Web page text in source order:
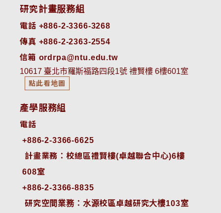
研究計畫服務組
電話 +886-2-3366-3268
傳真 +886-2-2363-2554
信箱 ordrpa@ntu.edu.tw
10617 臺北市羅斯福路四段1號 禮賢樓 6樓601室
點此看地圖
產學服務組
電話
+886-2-3366-6625
計畫業務：校總區禮賢樓(卓越聯合中心)6樓
608室
+886-2-3366-8835
研究空間業務：水源校區卓越研究大樓103室